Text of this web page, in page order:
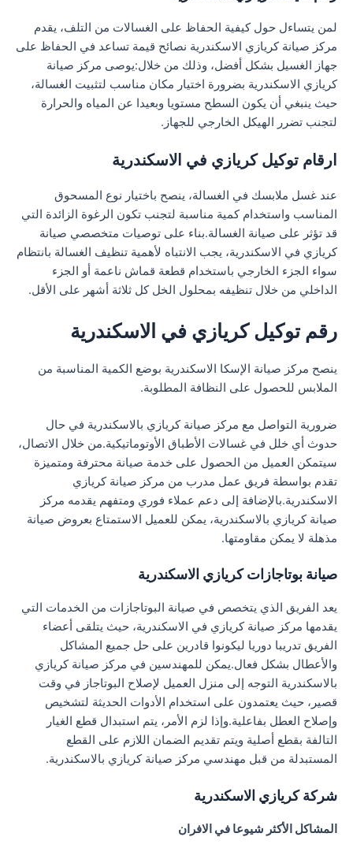
لمن يتساءل حول كيفية الحفاظ على الغسالات من التلف، يقدم
مركز صيانة كريازي الاسكندرية نصائح قيمة تساعد في الحفاظ على
جهاز الغسيل بشكل أفضل، وذلك من خلال:يوصى مركز صيانة
كريازي الاسكندرية بضرورة اختيار مكان مناسب لتثبيت الغسالة،
حيث ينبغي أن يكون السطح مستويا وبعيدا عن المياه والحرارة
لتجنب تضرر الهيكل الخارجي للجهاز.
ارقام توكيل كريازي في الاسكندرية
عند غسل ملابسك في الغسالة، ينصح باختيار نوع المسحوق
المناسب واستخدام كمية مناسبة لتجنب تكون الرغوة الزائدة التي
قد تؤثر على صيانة الغسالة.بناء على توصيات متخصصي صيانة
كريازي في الاسكندرية، يجب الانتباه لأهمية تنظيف الغسالة بانتظام
سواء الجزء الخارجي باستخدام قطعة قماش ناعمة أو الجزء
الداخلي من خلال تنظيفه بمحلول الخل كل ثلاثة أشهر على الأقل.
رقم توكيل كريازي في الاسكندرية
ينصح مركز صيانة الإسكا الاسكندرية بوضع الكمية المناسبة من
الملابس للحصول على النظافة المطلوبة.
ضرورية التواصل مع مركز صيانة كريازي بالاسكندرية في حال
حدوث أي خلل في غسالات الأطباق الأوتوماتيكية.من خلال الاتصال،
سيتمكن العميل من الحصول على خدمة صيانة محترفة ومتميزة
تقدم بواسطة فريق عمل مدرب من مركز صيانة كريازي
الاسكندرية.بالإضافة إلى دعم عملاء فوري ومتفهم يقدمه مركز
صيانة كريازي بالاسكندرية، يمكن للعميل الاستمتاع بعروض صيانة
مذهلة لا يمكن مقاومتها.
صيانة بوتاجازات كريازي الاسكندرية
يعد الفريق الذي يتخصص في صيانة البوتاجازات من الخدمات التي
يقدمها مركز صيانة كريازي في الاسكندرية، حيث يتلقى أعضاء
الفريق تدريبا دوريا ليكونوا قادرين على حل جميع المشاكل
والأعطال بشكل فعال.يمكن للمهندسين في مركز صيانة كريازي
بالاسكندرية التوجه إلى منزل العميل لإصلاح البوتاجاز في وقت
قصير، حيث يعتمدون على استخدام الأدوات الحديثة لتشخيص
وإصلاح العطل بفاعلية.وإذا لزم الأمر، يتم استبدال قطع الغيار
التالفة بقطع أصلية ويتم تقديم الضمان اللازم على القطع
المستبدلة من قبل مهندسي مركز صيانة كريازي بالاسكندرية.
شركة كريازي الاسكندرية
المشاكل الأكثر شيوعا في الافران